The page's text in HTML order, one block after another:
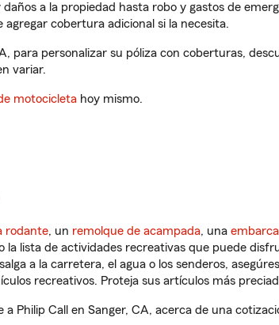
daños a la propiedad hasta robo y gastos de
agregar cobertura adicional si la necesita.
para personalizar su póliza con coberturas,
variar.
motocicleta hoy mismo.
rodante, un remolque de acampada, una
la lista de actividades recreativas que puede
a la carretera, el agua o los senderos,
recreativos. Proteja sus artículos más
Philip Call en Sanger, CA, acerca de una